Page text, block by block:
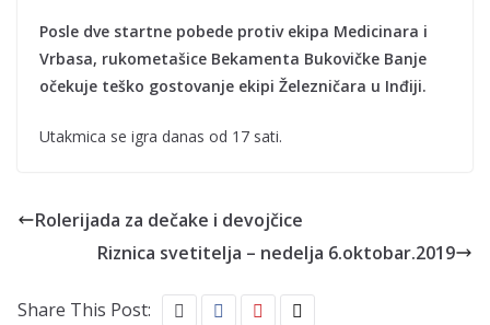
Posle dve startne pobede protiv ekipa Medicinara i
Vrbasa, rukometašice Bekamenta Bukovičke Banje
očekuje teško gostovanje ekipi Železničara u Inđiji.
Utakmica se igra danas od 17 sati.
Rolerijada za dečake i devojčice
Riznica svetitelja – nedelja 6.oktobar.2019
Share This Post: